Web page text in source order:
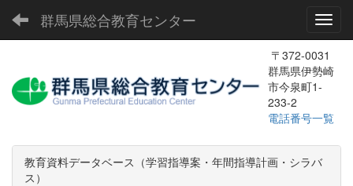
群馬県総合教育センター
〒372-0031
群馬県伊勢崎
市今泉町1-
233-2
電話番号一覧
教育資料データベース（学習指導案・年間指導計画・シラバ
ス）